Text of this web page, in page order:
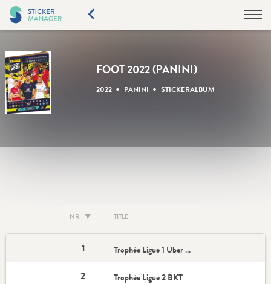
FOOT 2022 (PANINI)
2022 • PANINI • STICKERALBUM
NR. TITLE
1 Trophée Ligue 1 Uber Eats
2 Trophée Ligue 2 BKT